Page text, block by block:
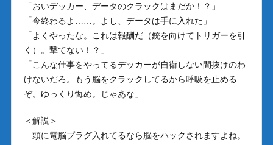
「おいデッカー、データのクラックはまだか！？」
「今終わるよ……。よし、データは手に入れた」
「よくやったな。これは報酬だ（銃を向けてトリガーを引
く）。撃てない！？」
「こんな仕事をやってるデッカーが自衛しない間抜けのわ
けないだろ。もう脳をクラックしてるから呼吸を止める
ぞ。ゆっくり悔め。じゃあな」
＜解説＞
頭に電脳プラグ入れてるなら脳をハックされますよね。